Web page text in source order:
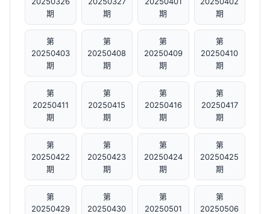
期
期
期
期
第
20250403
期
第
20250408
期
第
20250409
期
第
20250410
期
第
20250411
期
第
20250415
期
第
20250416
期
第
20250417
期
第
20250422
期
第
20250423
期
第
20250424
期
第
20250425
期
第
20250429
第
20250430
第
20250501
第
20250506